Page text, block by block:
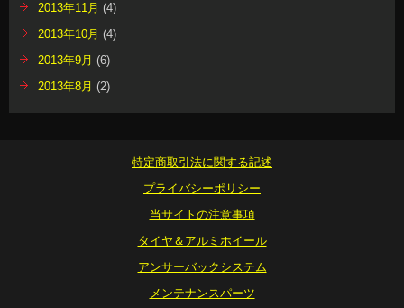
2013年11月 (4)
2013年10月 (4)
2013年9月 (6)
2013年8月 (2)
特定商取引法に関する記述
プライバシーポリシー
当サイトの注意事項
タイヤ＆アルミホイール
アンサーバックシステム
メンテナンスパーツ